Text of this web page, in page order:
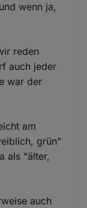
wenn ja,
reden
auch jeder
war der
am
grün"
als "älter,
auch